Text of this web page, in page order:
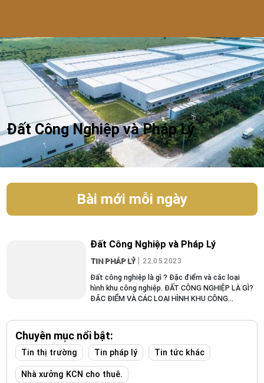
Đất Công Nghiệp và Pháp Lý
Bài mới mỗi ngày
Đất Công Nghiệp và Pháp Lý
TIN PHÁP LÝ
22.05.2023
Đất công nghiệp là gì ? Đặc điểm và các loại
hình khu công nghiệp. ĐẤT CÔNG NGHIỆP LÀ GÌ?
ĐẶC ĐIỂM VÀ CÁC LOẠI HÌNH KHU CÔNG
trong những yếu tố cốt lõi phục...
Chuyên mục nổi bật:
Tin thị trường Tin pháp lý Tin tức khác
Nhà xưởng KCN cho thuê.